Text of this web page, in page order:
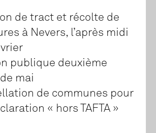
de tract et récolte de
à Nevers, l’après midi
publique deuxième
mai
de communes pour
« hors TAFTA »